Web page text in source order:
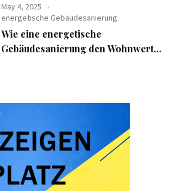
May 4, 2025
energetische Gebäudesanierung
Wie eine energetische
Gebäudesanierung den Wohnwert